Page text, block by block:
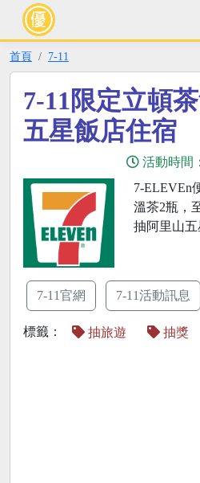
首頁 7-11
7-11限定立頓
五星飯店住宿
活動時間：
7-ELEVEn
溫茶2瓶，
抽阿里山
7-11官網 7-11活動訊息
標籤： 抽旅遊 抽獎